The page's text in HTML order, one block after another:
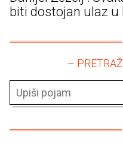
biti dostojan ulaz u
–